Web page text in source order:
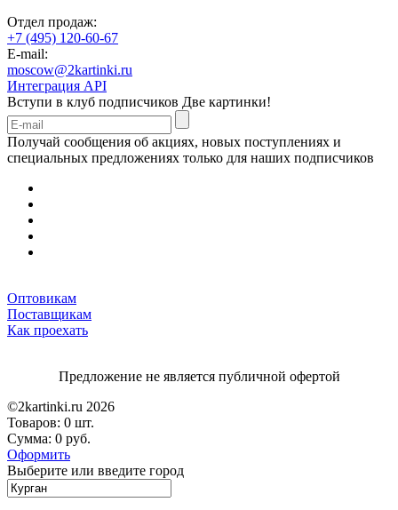
Отдел продаж:
+7 (495) 120-60-67
E-mail:
moscow@2kartinki.ru
Интеграция API
Вступи в клуб подписчиков Две картинки!
Получай сообщения об акциях, новых поступлениях и
специальных предложениях только для наших подписчиков
Оптовикам
Поставщикам
Как проехать
Предложение не является публичной офертой
©2kartinki.ru 2026
Товаров: 0 шт.
Сумма: 0 руб.
Оформить
Выберите или введите город